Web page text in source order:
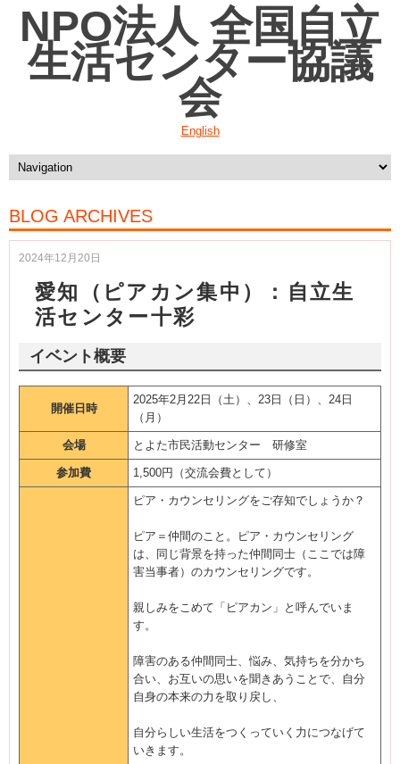
NPO法人 全国自立
生活センター協議
会
English
BLOG ARCHIVES
2024年12月20日
愛知（ピアカン集中）：自立生
活センター十彩
イベント概要
開催日時
2025年2月22日（土）、23日（日）、24日
（月）
会場 とよた市民活動センター 研修室
参加費 1,500円（交流会費として）
ピア・カウンセリングをご存知でしょうか？
ピア＝仲間のこと。ピア・カウンセリング
は、同じ背景を持った仲間同士（ここでは障
害当事者）のカウンセリングです。
親しみをこめて「ピアカン」と呼んでいま
す。
障害のある仲間同士、悩み、気持ちを分かち
合い、お互いの思いを聞きあうことで、自分
自身の本来の力を取り戻し、
自分らしい生活をつくっていく力につなげて
いきます。